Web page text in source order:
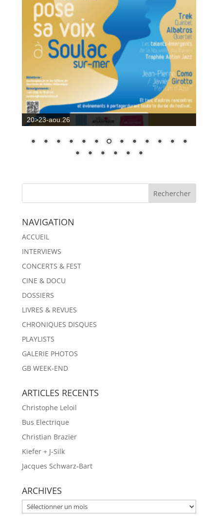
22-aout.26
NAVIGATION
ACCUEIL
INTERVIEWS
CONCERTS & FEST
CINE & DOCU
DOSSIERS
LIVRES & REVUES
CHRONIQUES DISQUES
PLAYLISTS
GALERIE PHOTOS
GB WEEK-END
ARTICLES RECENTS
Christophe Leloil
Bus Electrique
Christian Brazier
Kiefer + J-Silk
Jacques Schwarz-Bart
ARCHIVES
ARCHIVES